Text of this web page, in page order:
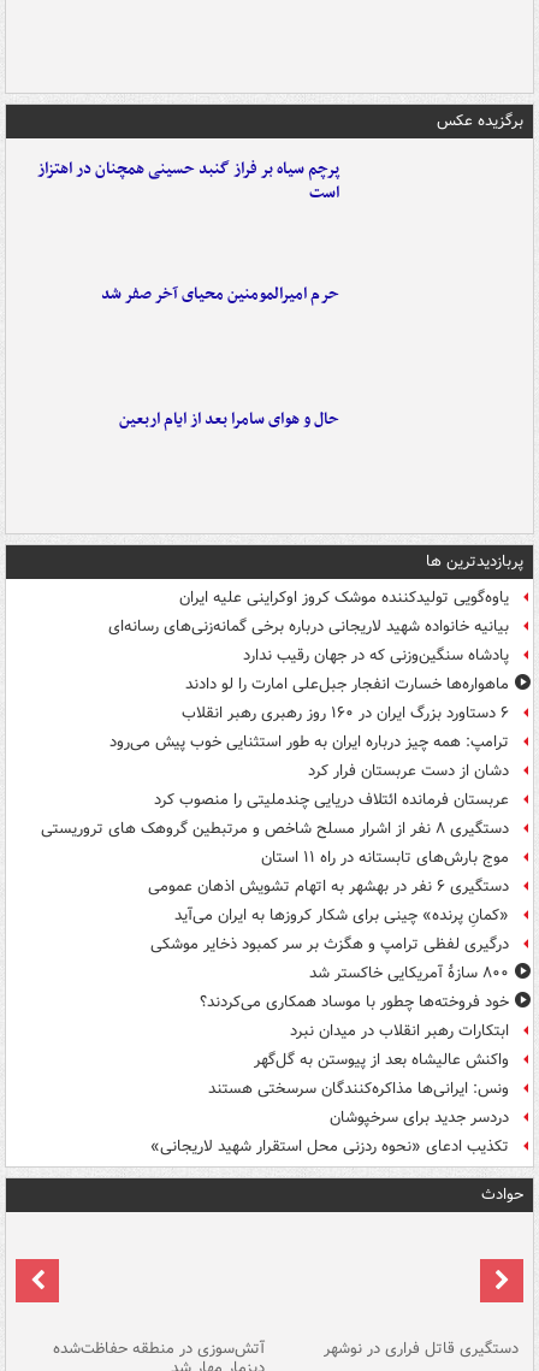
برگزیده عکس
پرچم سیاه بر فراز گنبد حسینی همچنان در اهتزاز
است
حرم امیرالمومنین محیای آخر صفر شد
حال و هوای سامرا بعد از ایام اربعین
پربازدیدترین ها
یاوه‌گویی تولیدکننده موشک کروز اوکراینی علیه ایران
بیانیه خانواده شهید لاریجانی درباره برخی گمانه‌زنی‌های رسانه‌ای
پادشاه سنگین‌وزنی که در جهان رقیب ندارد
ماهواره‌ها خسارت انفجار جبل‌علی امارت را لو دادند
۶ دستاورد بزرگ ایران در ۱۶۰ روز رهبری رهبر انقلاب
ترامپ: همه چیز درباره ایران به طور استثنایی خوب پیش می‌رود
دشان از دست عربستان فرار کرد
عربستان فرمانده ائتلاف دریایی چندملیتی را منصوب کرد
دستگیری ۸ نفر از اشرار مسلح شاخص و مرتبطین گروهک های تروریستی
موج بارش‌های تابستانه در راه ۱۱ استان
دستگیری ۶ نفر در بهشهر به اتهام تشویش اذهان عمومی
«کمانِ پرنده» چینی برای شکار کروزها به ایران می‌آید
درگیری لفظی ترامپ و هگزث بر سر کمبود ذخایر موشکی
۸۰۰ سازۀ آمریکایی خاکستر شد
خود فروخته‌ها چطور با موساد همکاری می‌کردند؟
ابتکارات رهبر انقلاب در میدان نبرد
واکنش عالیشاه بعد از پیوستن به گل‌گهر
ونس: ایرانی‌ها مذاکره‌کنندگان سرسختی هستند
دردسر جدید برای سرخپوشان
تکذیب ادعای «نحوه ردزنی محل استقرار شهید لاریجانی»
حوادث
دستگیری قاتل فراری در نوشهر آتش‌سوزی در منطقه حفاظت‌شده